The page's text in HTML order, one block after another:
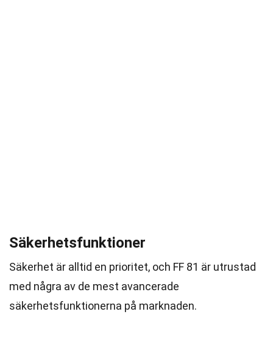
Säkerhetsfunktioner
Säkerhet är alltid en prioritet, och FF 81 är utrustad
med några av de mest avancerade
säkerhetsfunktionerna på marknaden.